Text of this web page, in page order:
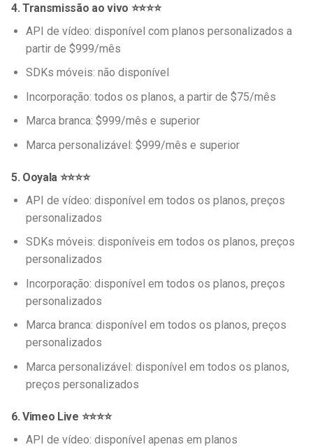
4. Transmissão ao vivo ⭐⭐⭐⭐
API de vídeo: disponível com planos personalizados a
partir de $999/mês
SDKs móveis: não disponível
Incorporação: todos os planos, a partir de $75/mês
Marca branca: $999/mês e superior
Marca personalizável: $999/mês e superior
5. Ooyala ⭐⭐⭐⭐
API de vídeo: disponível em todos os planos, preços
personalizados
SDKs móveis: disponíveis em todos os planos, preços
personalizados
Incorporação: disponível em todos os planos, preços
personalizados
Marca branca: disponível em todos os planos, preços
personalizados
Marca personalizável: disponível em todos os planos,
preços personalizados
6. Vimeo Live ⭐⭐⭐⭐
API de vídeo: disponível apenas em planos